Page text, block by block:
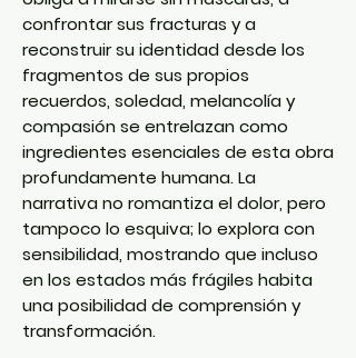
confrontar sus fracturas y a
reconstruir su identidad desde los
fragmentos de sus propios
recuerdos, soledad, melancolía y
compasión se entrelazan como
ingredientes esenciales de esta obra
profundamente humana. La
narrativa no romantiza el dolor, pero
tampoco lo esquiva; lo explora con
sensibilidad, mostrando que incluso
en los estados más frágiles habita
una posibilidad de comprensión y
transformación.